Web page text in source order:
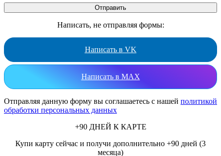
Написать, не отправляя формы:
Написать в VK
Написать в MAX
Отправляя данную форму вы соглашаетесь с нашей политикой
обработки персональных данных
+90 ДНЕЙ К КАРТЕ
Купи карту сейчас и получи дополнительно +90 дней (3
месяца)